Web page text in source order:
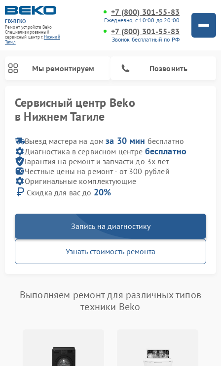
FIX-BEKO
Ремонт устройств Beko
Специализированный
cервисный центр г.Нижний
Тагил
+7 (800) 301-55-83
Ежедневно, с 10:00 до 20:00
+7 (800) 301-55-83
Звонок бесплатный по РФ
Мы ремонтируем Позвонить
Сервисный центр Beko
в Нижнем Тагиле
Выезд мастера на домза 30 мин бесплатно
Диагностика в сервисном центре бесплатно
Гарантия на ремонт и запчасти до 3х лет
Честные цены на ремонт - от 300 рублей
Оригинальные комплектующие
Скидка для вас до 20%
Запись на диагностику
Узнать стоимость ремонта
Выполняем ремонт для различных типов
техники Beko